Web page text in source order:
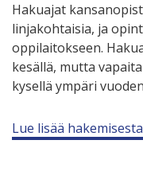
Hakuajat
linjakohtaisia, ja
oppilaitokseen.
kesällä, mutta
kysellä ympäri
Lue lisää